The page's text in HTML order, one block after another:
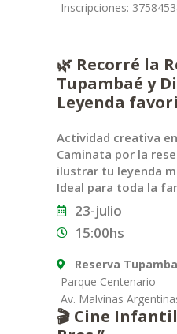
Inscripciones:
🌿 Recorré la
Tupambaé y
Leyenda
Actividad creativa
Caminata por la
ilustrar tu leyenda
Ideal para toda la
23-julio
15:00hs
Reserva
Parque Centenario
Av. Malvinas
🎬 Cine